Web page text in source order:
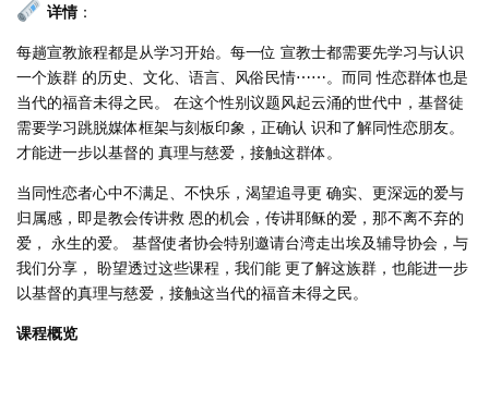
详情：
每趟宣教旅程都是从学习开始。每一位 宣教士都需要先学习与认识
一个族群 的历史、文化、语言、风俗民情⋯⋯。而同 性恋群体也是
当代的福音未得之民。 在这个性别议题风起云涌的世代中，基督徒
需要学习跳脱媒体框架与刻板印象，正确认 识和了解同性恋朋友。
才能进一步以基督的 真理与慈爱，接触这群体。
当同性恋者心中不满足、不快乐，渴望追寻更 确实、更深远的爱与
归属感，即是教会传讲救 恩的机会，传讲耶稣的爱，那不离不弃的
爱， 永生的爱。 基督使者协会特别邀请台湾走出埃及辅导协会，与
我们分享， 盼望透过这些课程，我们能 更了解这族群，也能进一步
以基督的真理与慈爱，接触这当代的福音未得之民。
课程概览